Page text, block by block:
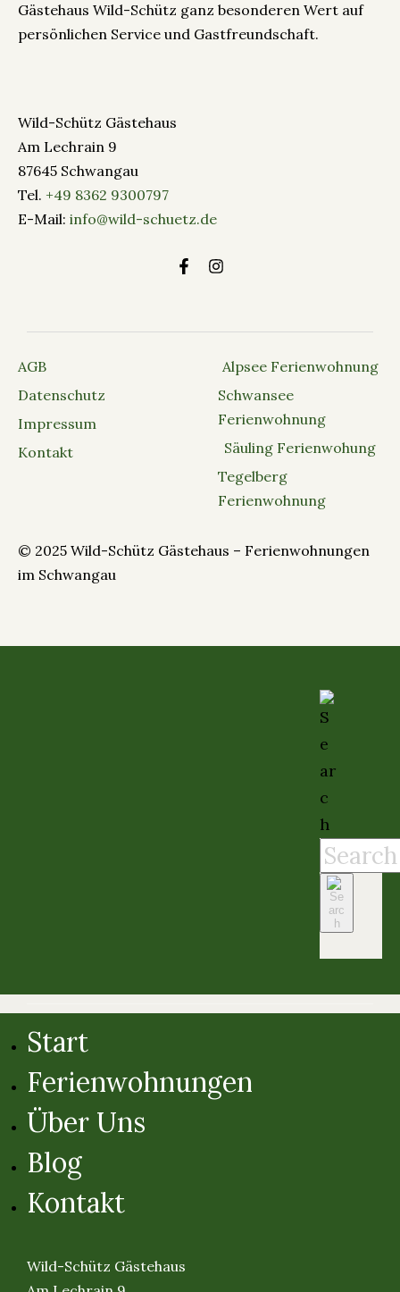
Gästehaus Wild-Schütz ganz besonderen Wert auf
persönlichen Service und Gastfreundschaft.
Wild-Schütz Gästehaus
Am Lechrain 9
87645 Schwangau
Tel. +49 8362 9300797
E-Mail: info@wild-schuetz.de
AGB
Datenschutz
Impressum
Kontakt
Alpsee Ferienwohnung
Schwansee
Ferienwohnung
Säuling Ferienwohung
Tegelberg
Ferienwohnung
© 2025 Wild-Schütz Gästehaus – Ferienwohnungen
im Schwangau
Start
Ferienwohnungen
Über Uns
Blog
Kontakt
Wild-Schütz Gästehaus